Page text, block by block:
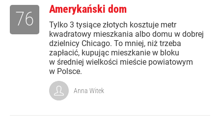
Amerykański dom
Tylko 3 tysiące złotych kosztuje metr
kwadratowy mieszkania albo domu w dobrej
dzielnicy Chicago. To mniej, niż trzeba
zapłacić, kupując mieszkanie w bloku
w średniej wielkości mieście powiatowym
w Polsce.
76
Anna Witek